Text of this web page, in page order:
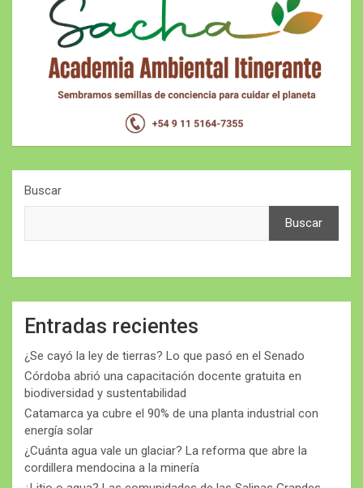
Buscar
Buscar
Entradas recientes
¿Se cayó la ley de tierras? Lo que pasó en el Senado
Córdoba abrió una capacitación docente gratuita en
biodiversidad y sustentabilidad
Catamarca ya cubre el 90% de una planta industrial con
energía solar
¿Cuánta agua vale un glaciar? La reforma que abre la
cordillera mendocina a la minería